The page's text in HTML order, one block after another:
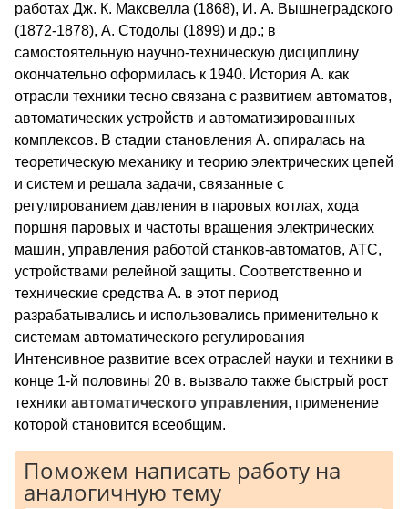
работах Дж. К. Максвелла (1868), И. А. Вышнеградского
(1872-1878), А. Стодолы (1899) и др.; в
самостоятельную научно-техническую дисциплину
окончательно оформилась к 1940. История А. как
отрасли техники тесно связана с развитием автоматов,
автоматических устройств и автоматизированных
комплексов. В стадии становления А. опиралась на
теоретическую механику и теорию электрических цепей
и систем и решала задачи, связанные с
регулированием давления в паровых котлах, хода
поршня паровых и частоты вращения электрических
машин, управления работой станков-автоматов, АТС,
устройствами релейной защиты. Соответственно и
технические средства А. в этот период
разрабатывались и использовались применительно к
системам автоматического регулирования
Интенсивное развитие всех отраслей науки и техники в
конце 1-й половины 20 в. вызвало также быстрый рост
техники автоматического управления, применение
которой становится всеобщим.
Поможем написать работу на
аналогичную тему